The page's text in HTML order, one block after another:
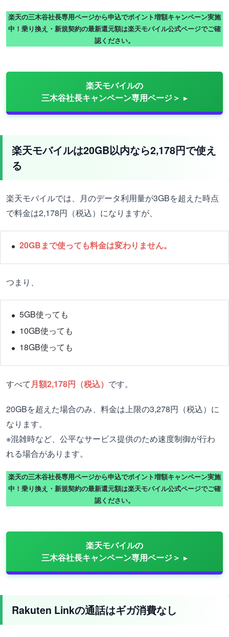
楽天の三木谷社長専用ページから申込でポイント増額キャンペーン実施
中！乗り換え・新規契約の最新還元額は楽天モバイル公式ページでご確
認ください。
楽天モバイルの
三木谷社長キャンペーン専用ページ＞
楽天モバイルは20GB以内なら2,178円で使え
る
楽天モバイルでは、月のデータ利用量が3GBを超えた時点
で料金は2,178円（税込）になりますが、
20GBまで使っても料金は変わりません。
つまり、
5GB使っても
10GB使っても
18GB使っても
すべて月額2,178円（税込） です。
20GBを超えた場合のみ、料金は上限の3,278円（税込）に
なります。
※混雑時など、公平なサービス提供のため速度制御が行わ
れる場合があります。
楽天の三木谷社長専用ページから申込でポイント増額キャンペーン実施
中！乗り換え・新規契約の最新還元額は楽天モバイル公式ページでご確
認ください。
楽天モバイルの
三木谷社長キャンペーン専用ページ＞
Rakuten Linkの通話はギガ消費なし